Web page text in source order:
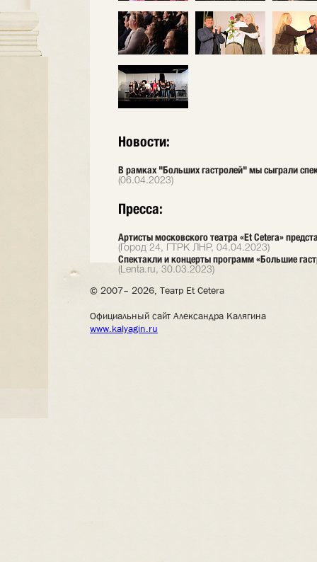
Новости:
В рамках "Больших гастролей" мы сыграли
(06.04.2023)
Пресса:
Артисты московского театра «Et Cetera»
(Город 24, ГТРК ЛНР, 04.04.2023)
Спектакли и концерты программ «Большие
(Lenta.ru, 30.03.2023)
© 2007– 2026, Театр Et Cetera
Официальный сайт Александра Калягина
www.kalyagin.ru